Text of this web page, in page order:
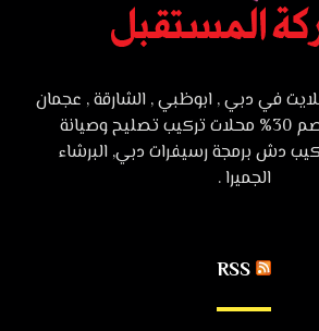
في دبي , ابوظبي , الشارقة , عجمان
:ارخص اسعار خصم 30% محلات تركيب تصليح وصيانة
دش برمجة رسيفرات دبي, البرشاء
الجميرا .
RSS